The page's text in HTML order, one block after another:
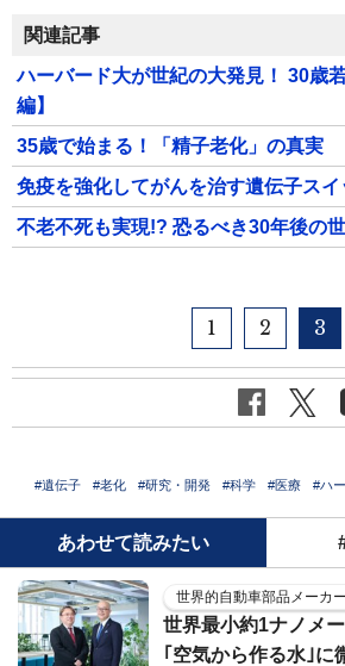
関連記事
ハーバード大が世紀の大発見！ 30歳
編】
35歳で始まる！「精子老化」の真実
免疫を強化してがんを治す遺伝子ス
不老不死も実現!? 恐るべき30年後の
1 2 3
#遺伝子 #老化 #研究・開発 #科学 #医療 #ハ
あわせて読みたい
世界的自動車部品メーカ
世界最小約1ナノメ
｢空気から作る水｣に